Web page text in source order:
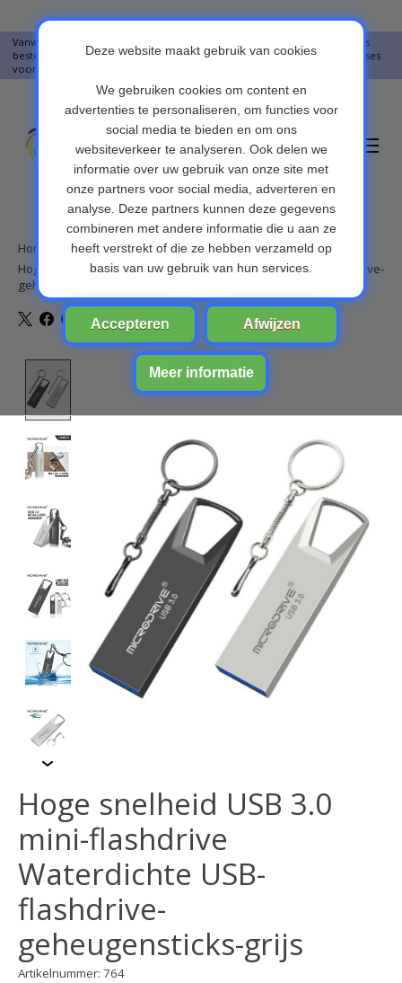
Vanwege vakantie worden er op moment geen pakketjes verstuurd. Alles
bestellingen vanaf 09-07-2026 word op 10-08-2026 verzonden. Onze excuses
voor het ongemak. Bedankt voor u begrip.
Verlanglijst
Home
Hoge snelheid USB 3.0 mini-flashdrive Waterdichte USB-flashdrive-
geheugensticks-grijs
Product image slideshow Items
Hoge snelheid USB 3.0
mini-flashdrive
Waterdichte USB-
flashdrive-
geheugensticks-grijs
Artikelnummer: 764